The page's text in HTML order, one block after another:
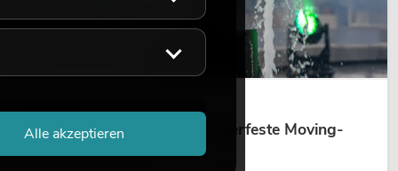
Outdoor Moving-Heads: Wetterfeste Moving-
Heads bei Events
Alle akzeptieren